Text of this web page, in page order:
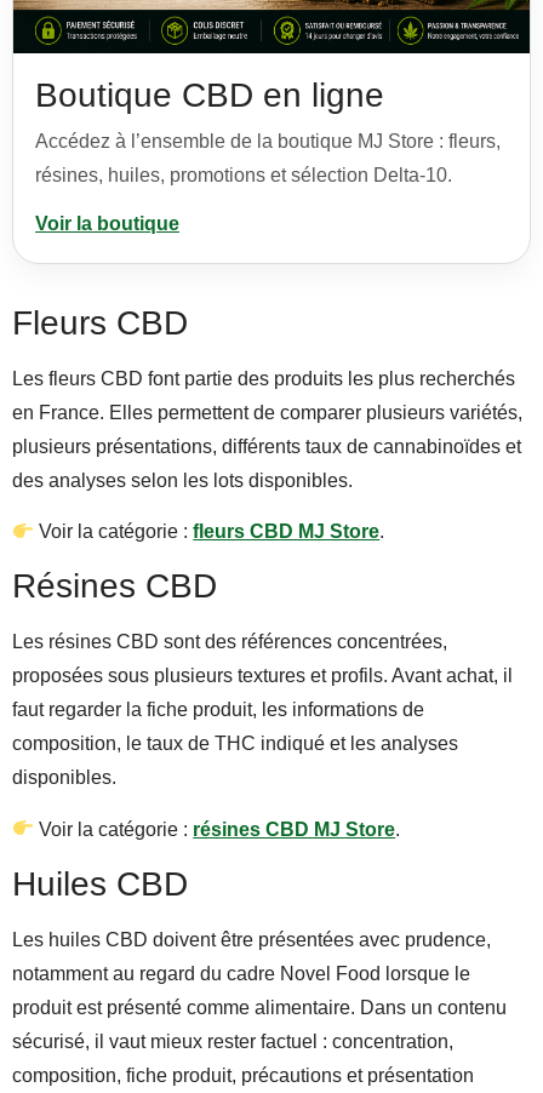
Boutique CBD en ligne
Accédez à l’ensemble de la boutique MJ Store : fleurs,
résines, huiles, promotions et sélection Delta-10.
Voir la boutique
Fleurs CBD
Les fleurs CBD font partie des produits les plus recherchés
en France. Elles permettent de comparer plusieurs variétés,
plusieurs présentations, différents taux de cannabinoïdes et
des analyses selon les lots disponibles.
Voir la catégorie :fleurs CBD MJ Store.
Résines CBD
Les résines CBD sont des références concentrées,
proposées sous plusieurs textures et profils. Avant achat, il
faut regarder la fiche produit, les informations de
composition, le taux de THC indiqué et les analyses
disponibles.
Voir la catégorie : résines CBD MJ Store.
Huiles CBD
Les huiles CBD doivent être présentées avec prudence,
notamment au regard du cadre Novel Food lorsque le
produit est présenté comme alimentaire. Dans un contenu
sécurisé, il vaut mieux rester factuel : concentration,
composition, fiche produit, précautions et présentation